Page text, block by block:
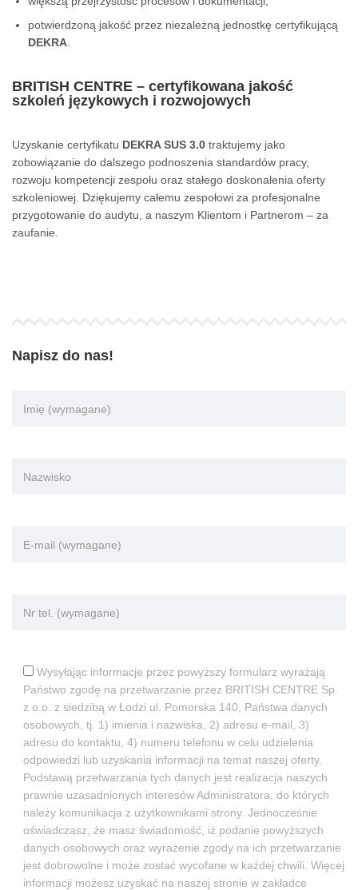
potwierdzoną jakość przez niezależną jednostkę certyfikującą
DEKRA
BRITISH CENTRE – certyfikowana jakość
szkoleń językowych i rozwojowych
Uzyskanie certyfikatu DEKRA SUS 3.0 traktujemy jako
zobowiązanie do dalszego podnoszenia standardów pracy,
rozwoju kompetencji zespołu oraz stałego doskonalenia oferty
szkoleniowej. Dziękujemy całemu zespołowi za profesjonalne
przygotowanie do audytu, a naszym Klientom i Partnerom – za
zaufanie.
Napisz do nas!
Wysyłając informacje przez powyższy formularz wyrażają
Państwo zgodę na przetwarzanie przez BRITISH CENTRE Sp.
z o.o. z siedzibą w Łodzi ul. Pomorska 140, Państwa danych
osobowych, tj. 1) imienia i nazwiska, 2) adresu e-mail, 3)
adresu do kontaktu, 4) numeru telefonu w celu udzielenia
odpowiedzi lub uzyskania informacji na temat naszej oferty.
Podstawą przetwarzania tych danych jest realizacja naszych
prawnie uzasadnionych interesów Administratora, do których
należy komunikacja z użytkownikami strony. Jednocześnie
oświadczasz, że masz świadomość, iż podanie powyższych
danych osobowych oraz wyrażenie zgody na ich przetwarzanie
jest dobrowolne i może zostać wycofane w każdej chwili. Więcej
informacji możesz uzyskać na naszej stronie w zakładce